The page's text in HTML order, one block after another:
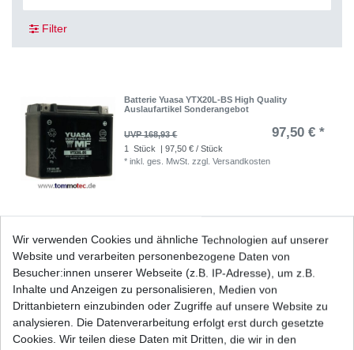
Filter
Batterie Yuasa YTX20L-BS High Quality
Auslaufartikel Sonderangebot
UVP 168,93 € 97,50 € *
1 Stück
| 97,50 € / Stück
*inkl. ges. MwSt. zzgl.Versandkosten
Bremsbeläge EBC FA 377 FA377 Standard
Bremsklötze
UVP 30,46 € 20,85 € *
| 20,85 € / Satz
inkl. ges. MwSt. Versandkosten
Wir verwenden Cookies und ähnliche Technologien auf unserer
Website und verarbeiten personenbezogene Daten von
Besucher:innen unserer Webseite (z.B. IP-Adresse), um z.B.
Inhalte und Anzeigen zu personalisieren, Medien von
Drittanbietern einzubinden oder Zugriffe auf unsere Website zu
analysieren. Die Datenverarbeitung erfolgt erst durch gesetzte
Cookies. Wir teilen diese Daten mit Dritten, die wir in den